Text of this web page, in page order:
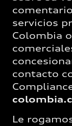
servicios
Colombia
contacto
Le